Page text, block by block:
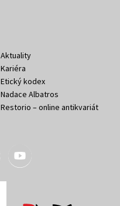
Aktuality
Kariéra
Etický kodex
Nadace Albatros
Restorio – online antikvariát